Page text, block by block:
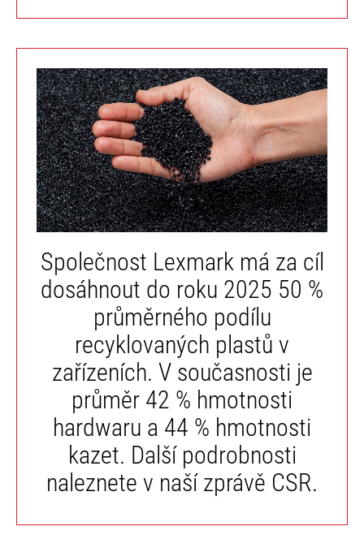
Společnost Lexmark má za cíl
dosáhnout do roku 2025 50 %
průměrného podílu
recyklovaných plastů v
zařízeních. V současnosti je
průměr 42 % hmotnosti
hardwaru a 44 % hmotnosti
kazet. Další podrobnosti
naleznete v naší zprávě CSR.